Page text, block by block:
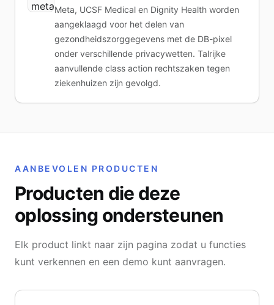
Meta, UCSF Medical en Dignity Health worden
aangeklaagd voor het delen van
gezondheidszorggegevens met de DB-pixel
onder verschillende privacywetten. Talrijke
aanvullende class action rechtszaken tegen
ziekenhuizen zijn gevolgd.
AANBEVOLEN PRODUCTEN
Producten die deze
oplossing ondersteunen
Elk product linkt naar zijn pagina zodat u functies
kunt verkennen en een demo kunt aanvragen.